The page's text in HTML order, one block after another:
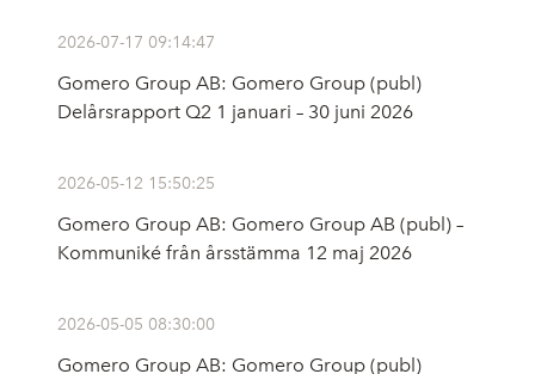
2026-07-17 09:14:47
Gomero Group AB: Gomero Group (publ)
Delårsrapport Q2 1 januari – 30 juni 2026
2026-05-12 15:50:25
Gomero Group AB: Gomero Group AB (publ) –
Kommuniké från årsstämma 12 maj 2026
2026-05-05 08:30:00
Gomero Group AB: Gomero Group (publ)